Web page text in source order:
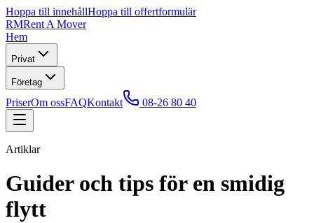
Hoppa till innehållHoppa till offertformulär
RMRent A Mover
Hem
Privat
Företag
PriserOm ossFAQKontakt 08-26 80 40
Artiklar
Guider och tips för en smidig
flytt